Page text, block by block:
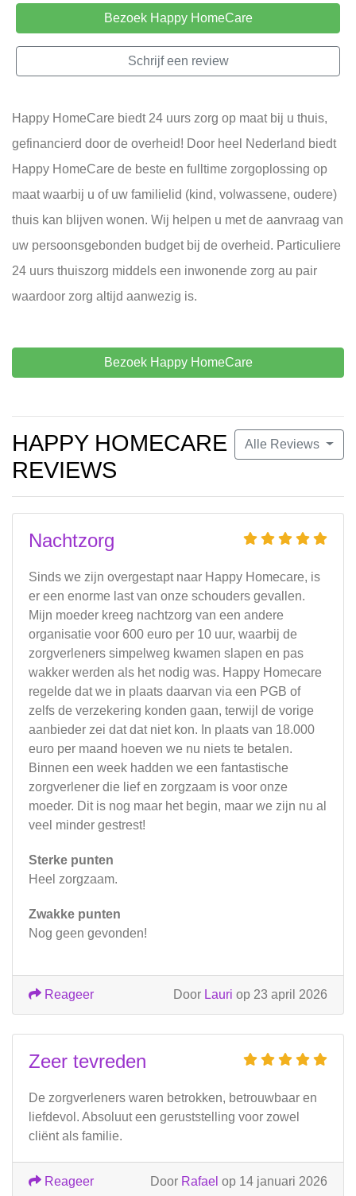
Bezoek Happy HomeCare
Schrijf een review
Happy HomeCare biedt 24 uurs zorg op maat bij u thuis,
gefinancierd door de overheid! Door heel Nederland biedt
Happy HomeCare de beste en fulltime zorgoplossing op
maat waarbij u of uw familielid (kind, volwassene, oudere)
thuis kan blijven wonen. Wij helpen u met de aanvraag van
uw persoonsgebonden budget bij de overheid. Particuliere
24 uurs thuiszorg middels een inwonende zorg au pair
waardoor zorg altijd aanwezig is.
Bezoek Happy HomeCare
Alle Reviews
HAPPY HOMECARE
REVIEWS
Nachtzorg
Sinds we zijn overgestapt naar Happy Homecare, is
er een enorme last van onze schouders gevallen.
Mijn moeder kreeg nachtzorg van een andere
organisatie voor 600 euro per 10 uur, waarbij de
zorgverleners simpelweg kwamen slapen en pas
wakker werden als het nodig was. Happy Homecare
regelde dat we in plaats daarvan via een PGB of
zelfs de verzekering konden gaan, terwijl de vorige
aanbieder zei dat dat niet kon. In plaats van 18.000
euro per maand hoeven we nu niets te betalen.
Binnen een week hadden we een fantastische
zorgverlener die lief en zorgzaam is voor onze
moeder. Dit is nog maar het begin, maar we zijn nu al
veel minder gestrest!
Sterke punten
Heel zorgzaam.
Zwakke punten
Nog geen gevonden!
Door Lauri op 23 april 2026
Reageer
Zeer tevreden
De zorgverleners waren betrokken, betrouwbaar en
liefdevol. Absoluut een geruststelling voor zowel
cliënt als familie.
Door Rafael op 14 januari 2026
Reageer